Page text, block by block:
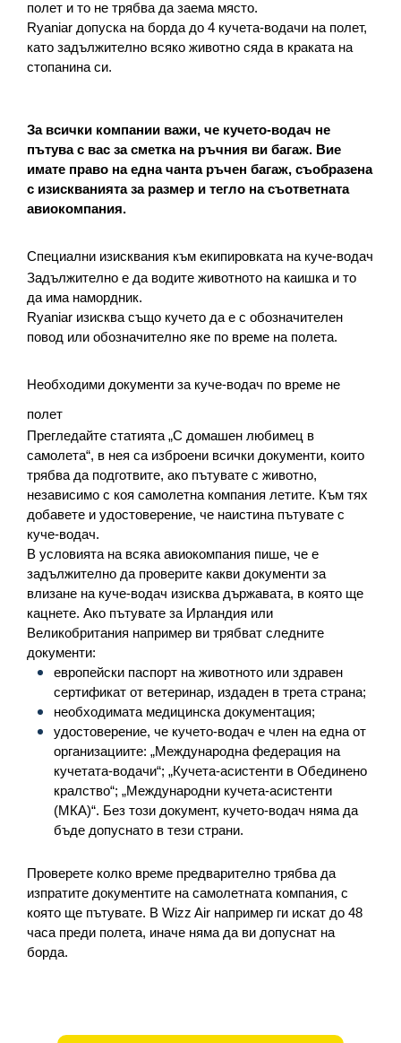
полет и то не трябва да заема място.
Ryaniar допуска на борда до 4 кучета-водачи на полет,
като задължително всяко животно сяда в краката на
стопанина си.
За всички компании важи, че кучето-водач не
пътува с вас за сметка на ръчния ви багаж. Вие
имате право на една чанта ръчен багаж, съобразена
с изискванията за размер и тегло на съответната
авиокомпания.
Специални изисквания към екипировката на куче-водач
Задължително е да водите животното на каишка и то
да има намордник.
Ryaniar изисква също кучето да е с обозначителен
повод или обозначително яке по време на полета.
Необходими документи за куче-водач по време не
полет
Прегледайте статията „С домашен любимец в
самолета“, в нея са изброени всички документи, които
трябва да подготвите, ако пътувате с животно,
независимо с коя самолетна компания летите. Към тях
добавете и удостоверение, че наистина пътувате с
куче-водач.
В условията на всяка авиокомпания пише, че е
задължително да проверите какви документи за
влизане на куче-водач изисква държавата, в която ще
кацнете. Ако пътувате за Ирландия или
Великобритания например ви трябват следните
документи:
европейски паспорт на животното или здравен
сертификат от ветеринар, издаден в трета страна;
необходимата медицинска документация;
удостоверение, че кучето-водач е член на една от
организациите: „Международна федерация на
кучетата-водачи“; „Кучета-асистенти в Обединено
кралство“; „Международни кучета-асистенти
(МКА)“. Без този документ, кучето-водач няма да
бъде допуснато в тези страни.
Проверете колко време предварително трябва да
изпратите документите на самолетната компания, с
която ще пътувате. В Wizz Air например ги искат до 48
часа преди полета, иначе няма да ви допуснат на
борда.